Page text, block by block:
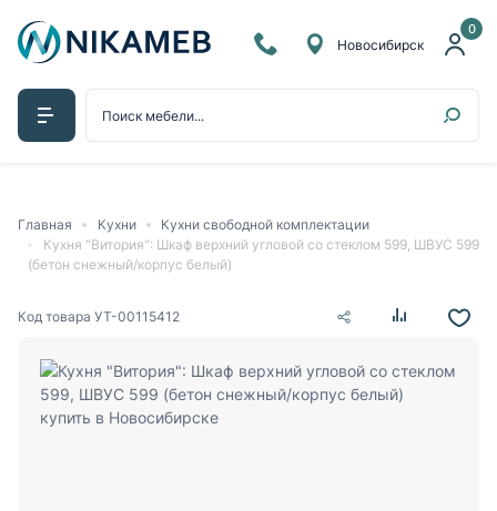
0
Новосибирск
Главная Кухни
Кухни свободной комплектации
Кухня "Витория": Шкаф верхний угловой со стеклом 599, ШВУС 599
(бетон снежный/корпус белый)
Код товара УТ-00115412